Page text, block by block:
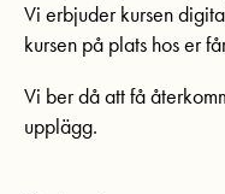
Vi erbjuder kursen
kursen på plats hos er
Vi ber då att få
upplägg.